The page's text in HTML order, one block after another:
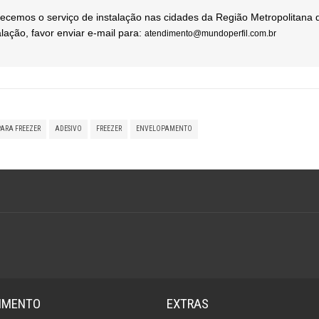
o serviço de instalação nas cidades da Região Metropolitana
favor enviar e-mail para: atendimento@mundoperfil.com.br
FREEZER ADESIVO FREEZER ENVELOPAMENTO
EXTRAS